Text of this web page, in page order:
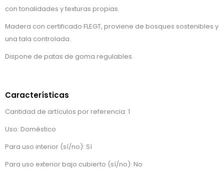
con tonalidades y texturas propias.
Madera con certificado FLEGT, proviene de bosques sostenibles y
una tala controlada.
Dispone de patas de goma regulables.
Características
Cantidad de artículos por referencia: 1
Uso: Doméstico
Para uso interior (sí/no): Sí
Para uso exterior bajo cubierto (sí/no): No